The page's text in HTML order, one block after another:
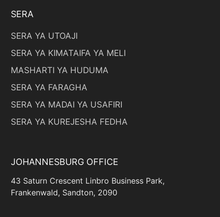
SERA
SERA YA UTOAJI
SERA YA KIMATAIFA YA MELI
MASHARTI YA HUDUMA
SERA YA FARAGHA
SERA YA MADAI YA USAFIRI
SERA YA KUREJESHA FEDHA
JOHANNESBURG OFFICE
43 Saturn Crescent Linbro Business Park,
Frankenwald, Sandton, 2090